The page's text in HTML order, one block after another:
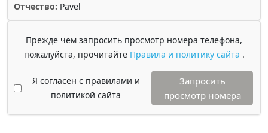
Отчество: Pavel
Прежде чем запросить просмотр номера телефона,
пожалуйста, прочитайте Правила и политику сайта .
Я согласен с правилами и
политикой сайта
Запросить
просмотр номера